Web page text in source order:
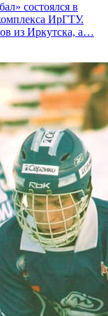
состоялся в
ИрГТУ.
из Иркутска, а…